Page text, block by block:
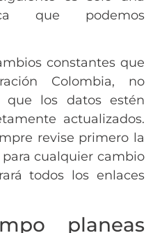
que podemos
constantes que
Colombia, no
que los datos estén
actualizados.
revise primero la
cualquier cambio
todos los enlaces
planeas